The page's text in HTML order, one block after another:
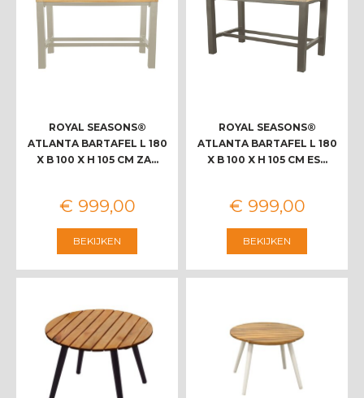
ROYAL SEASONS®
ATLANTA BARTAFEL L 180
X B 100 X H 105 CM ZA…
€ 999,00
BEKIJKEN
ROYAL SEASONS®
ATLANTA BARTAFEL L 180
X B 100 X H 105 CM ES…
€ 999,00
BEKIJKEN